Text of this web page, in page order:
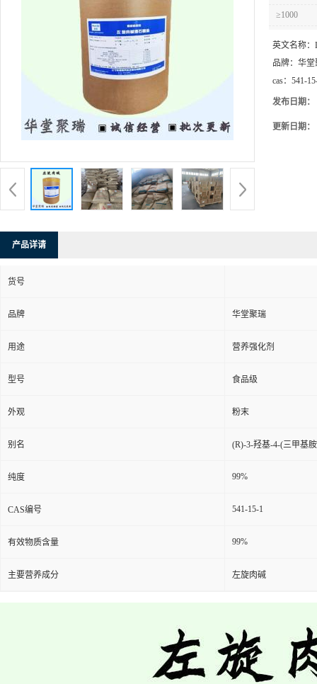
≥1000
英文名称：
品牌： 华堂
cas： 541-
发布日期：
更新日期：
产品详请
货号
品牌 华堂聚瑞
用途 营养强化剂
型号 食品级
外观 粉末
别名 (R)-3-羟基-4-(三甲基
纯度 99%
CAS编号 541-15-1
有效物质含量 99%
主要营养成分 左旋肉碱